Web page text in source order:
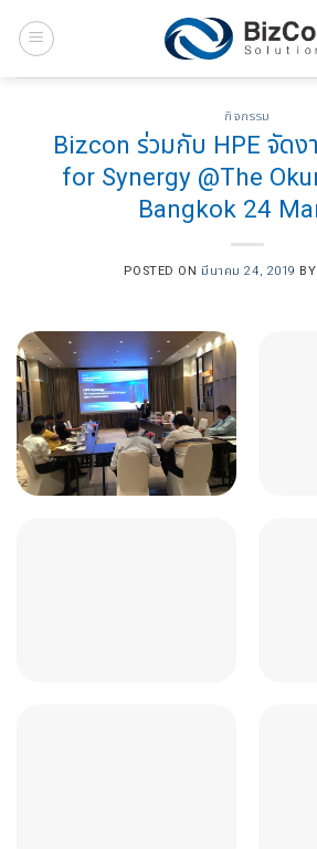
กิจกรรม
Bizcon ร่วมกับ HPE จัด
for Synergy @The
Bangkok 24
POSTED ON มีนาคม 24, 2019 BY